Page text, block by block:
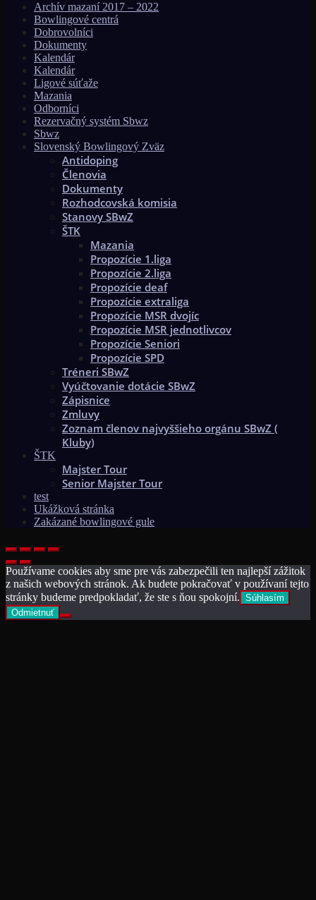
Archív mazaní 2017 – 2022
Bowlingové centrá
Dobrovolníci
Dokumenty
Kalendár
Kalendár
Ligové súťaže
Mazania
Odborníci
Rezervačný systém Sbwz
Sbwz
Slovenský Bowlingový Zväz
Antidoping
Členovia
Dokumenty
Rozhodcovská komisia
Stanovy SBwZ
ŠTK
Mazania
Propozície 1.liga
Propozície 2.liga
Propozície deaf
Propozície extraliga
Propozície MSR dvojíc
Propozície MSR jednotlivcov
Propozície Seniori
Propozície SPD
Tréneri SBwZ
Vyúčtovanie dotácie SBwZ
Zápisnice
Zmluvy
Zoznam členov najvyššieho orgánu SBwZ (
Kluby)
ŠTK
Majster Tour
Senior Majster Tour
test
Ukážková stránka
Zakázané bowlingové gule
Používame cookies aby sme pre vás zabezpečili ten najlepší zážitok
z našich webových stránok. Ak budete pokračovať v používaní tejto
stránky budeme predpokladať, že ste s ňou spokojní. Súhlasím
Odmietnuť